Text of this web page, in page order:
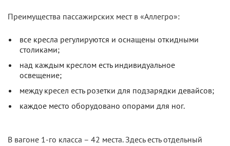
Преимущества пассажирских мест в «Аллегро»:
все кресла регулируются и оснащены откидными
столиками;
над каждым креслом есть индивидуальное
освещение;
между кресел есть розетки для подзарядки девайсов;
каждое место оборудовано опорами для ног.
В вагоне 1-го класса – 42 места. Здесь есть отдельный